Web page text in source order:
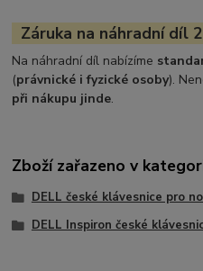
Záruka na náhradní díl
Na náhradní díl nabízíme
(právnické i fyzické osoby).
při nákupu jinde.
Zboží zařazeno v
DELL české klávesnice pro
DELL Inspiron české